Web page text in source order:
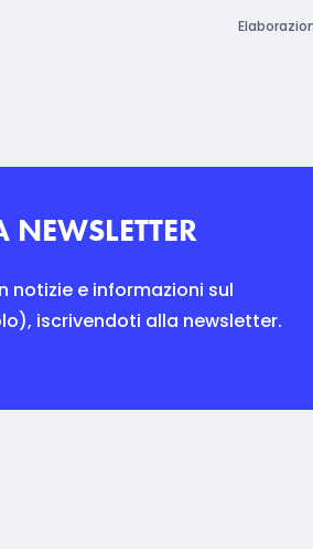
notizie e informazioni sul
iscrivendoti alla newsletter.